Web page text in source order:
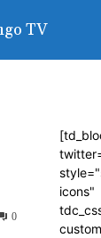
TV
0
icons"